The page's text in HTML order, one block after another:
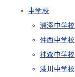
中学校
浦添中学校
仲西中学校
神森中学校
港川中学校